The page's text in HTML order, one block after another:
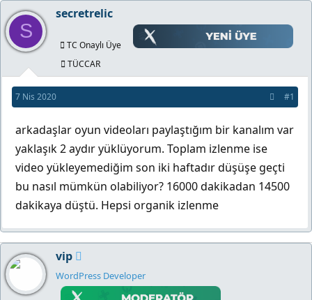
n
b
u
u
b
l
a
n
ş
a
n
g
i
i
S
secretrelic
TC Onaylı Üye
TÜCCAR
7 Nis 2020 #1
arkadaşlar oyun videoları paylaştığım bir kanalım var
yaklaşık 2 aydır yüklüyorum. Toplam izlenme ise
video yükleyemediğim son iki haftadır düşüşe geçti
bu nasıl mümkün olabiliyor? 16000 dakikadan 14500
dakikaya düştü. Hepsi organik izlenme
vip
WordPress Developer